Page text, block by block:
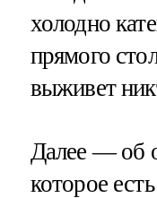
холодно
прямого
выживет
Далее — об
которое